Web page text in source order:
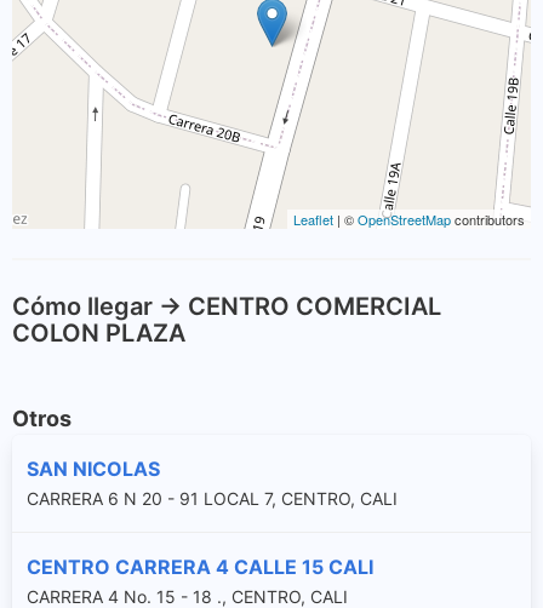
Leaflet | ©OpenStreetMapcontributors
Cómo llegar -> CENTRO COMERCIAL
COLON PLAZA
Otros
SAN NICOLAS
CARRERA 6 N 20 - 91 LOCAL 7, CENTRO, CALI
CENTRO CARRERA 4 CALLE 15 CALI
CARRERA 4 No. 15 - 18 ., CENTRO, CALI